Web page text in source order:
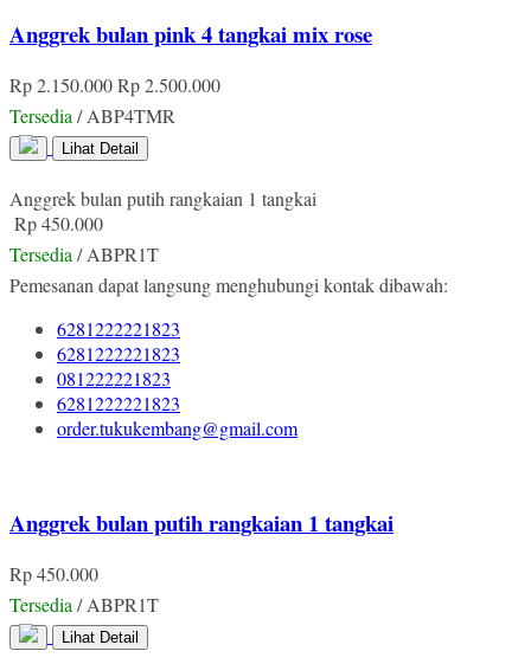
Anggrek bulan pink 4 tangkai mix rose
Rp 2.150.000Rp 2.500.000
Tersedia / ABP4TMR
Lihat Detail
Anggrek bulan putih rangkaian 1 tangkai
Rp 450.000
Tersedia / ABPR1T
Pemesanan dapat langsung menghubungi kontak dibawah:
6281222221823
6281222221823
081222221823
6281222221823
order.tukukembang@gmail.com
Anggrek bulan putih rangkaian 1 tangkai
Rp 450.000
Tersedia / ABPR1T
Lihat Detail